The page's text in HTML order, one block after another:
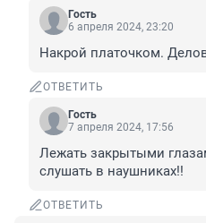
Гость
6 апреля 2024, 23:20
Накрой платочком.
ОТВЕТИТЬ
Гость
7 апреля 2024, 17:56
Лежать закрытыми
слушать в наушниках!!
ОТВЕТИТЬ